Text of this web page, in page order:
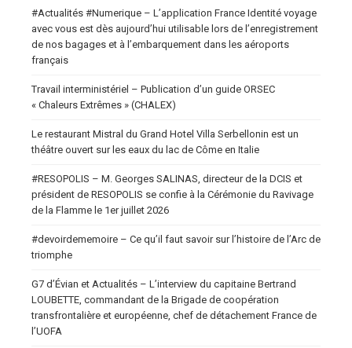
#Actualités #Numerique – L’application France Identité voyage
avec vous est dès aujourd’hui utilisable lors de l’enregistrement
de nos bagages et à l’embarquement dans les aéroports
français
Travail interministériel – Publication d’un guide ORSEC
« Chaleurs Extrêmes » (CHALEX)
Le restaurant Mistral du Grand Hotel Villa Serbellonin est un
théâtre ouvert sur les eaux du lac de Côme en Italie
#RESOPOLIS – M. Georges SALINAS, directeur de la DCIS et
président de RESOPOLIS se confie à la Cérémonie du Ravivage
de la Flamme le 1er juillet 2026
#devoirdememoire – Ce qu’il faut savoir sur l’histoire de l’Arc de
triomphe
G7 d’Évian et Actualités – L’interview du capitaine Bertrand
LOUBETTE, commandant de la Brigade de coopération
transfrontalière et européenne, chef de détachement France de
l’UOFA